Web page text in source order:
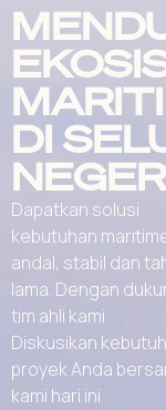
DI
Dapatkan solusi
kebutuhan
andal, stabil dan
lama. Dengan
tim ahli kami
Diskusikan
proyek Anda
kami hari ini.